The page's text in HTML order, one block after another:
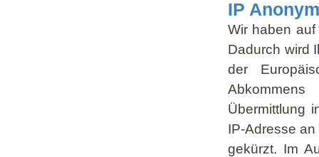
IP
Wir haben
Dadurch wird
der
Übermittlung
IP-Adresse
gekürzt. Im